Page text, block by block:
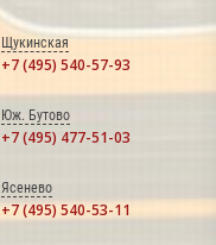
Щукинская
+7 (495) 540-57-93
Юж. Бутово
+7 (495) 477-51-03
Ясенево
+7 (495) 540-53-11